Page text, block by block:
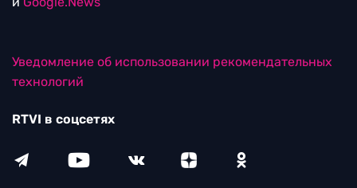
Уведомление об использовании рекомендательных
технологий
RTVI в соцсетях